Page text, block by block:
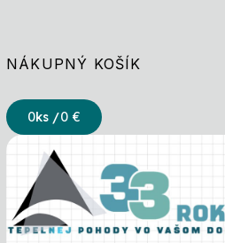
NÁKUPNÝ KOŠÍK
0ks /0 €